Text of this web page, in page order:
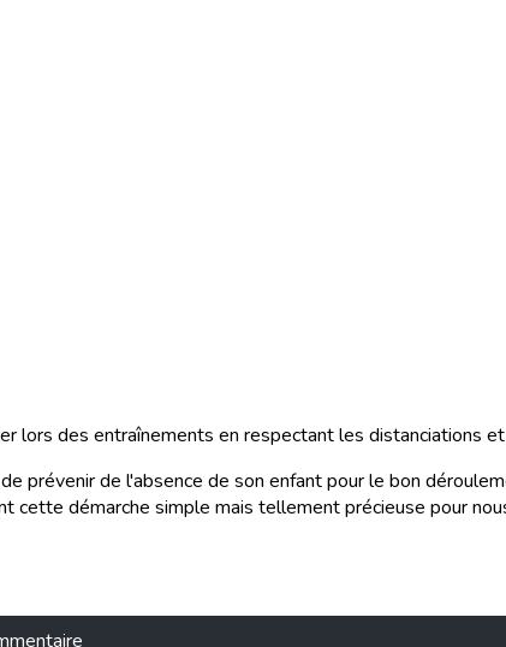
lors des entraînements en respectant les distanciations
prévenir de l'absence de son enfant pour le bon
cette démarche simple mais tellement précieuse pour